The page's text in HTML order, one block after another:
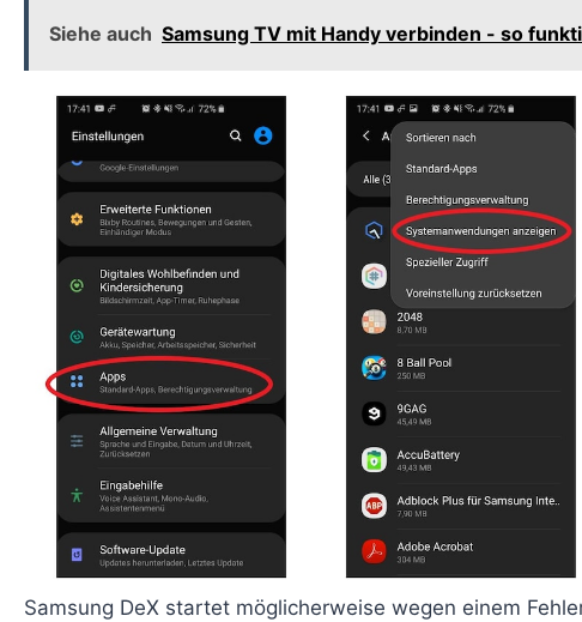
Siehe auch Samsung TV mit Handy verbinden - so
Samsung DeX startet möglicherweise wegen einem